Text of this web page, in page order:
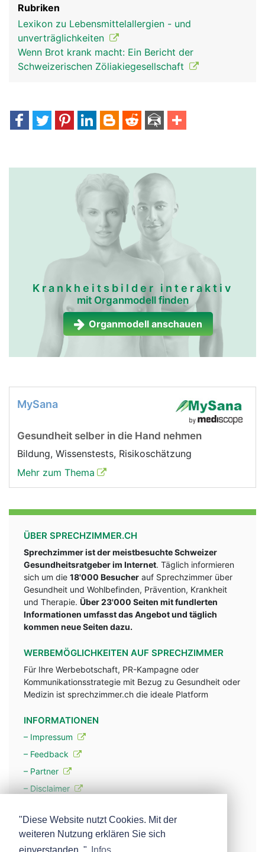
Rubriken
Lexikon zu Lebensmittelallergien - und
unverträglichkeiten
Wenn Brot krank macht: Ein Bericht der
Schweizerischen Zöliakiegesellschaft
Krankheitsbilder interaktiv
mit Organmodell finden
Organmodell anschauen
MySana
Gesundheit selber in die Hand nehmen
Bildung, Wissenstests, Risikoschätzung
Mehr zum Thema
ÜBER SPRECHZIMMER.CH
Sprechzimmer ist der meistbesuchte Schweizer
Gesundheitsratgeber im Internet. Täglich informieren
sich um die 18'000 Besucher auf Sprechzimmer über
Gesundheit und Wohlbefinden, Prävention, Krankheit
und Therapie. Über 23'000 Seiten mit fundlerten
Informationen umfasst das Angebot und täglich
kommen neue Seiten dazu.
WERBEMÖGLICHKEITEN AUF SPRECHZIMMER
Für Ihre Werbebotschaft, PR-Kampagne oder
Kommunikationsstrategie mit Bezug zu Gesundheit oder
Medizin ist sprechzimmer.ch die ideale Platform
INFORMATIONEN
– Impressum
– Feedback
– Partner
– Disclaimer
– Werbung
"Diese Website nutzt Cookies. Mit der
weiteren Nutzung erklären Sie sich